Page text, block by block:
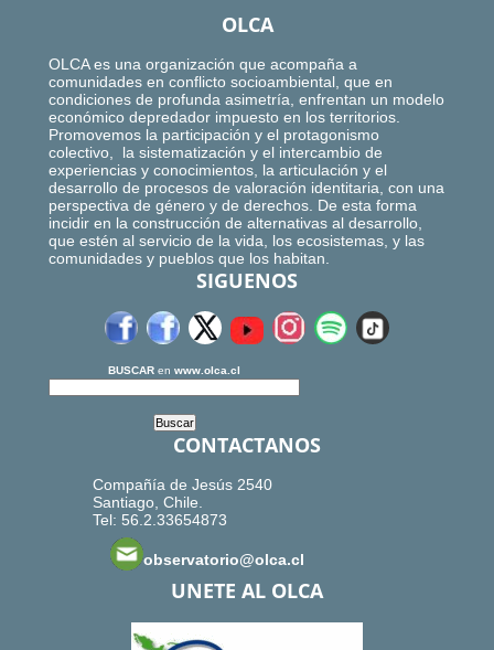
OLCA
OLCA es una organización que acompaña a
comunidades en conflicto socioambiental, que en
condiciones de profunda asimetría, enfrentan un modelo
económico depredador impuesto en los territorios.
Promovemos la participación y el protagonismo
colectivo, la sistematización y el intercambio de
experiencias y conocimientos, la articulación y el
desarrollo de procesos de valoración identitaria, con una
perspectiva de género y de derechos. De esta forma
incidir en la construcción de alternativas al desarrollo,
que estén al servicio de la vida, los ecosistemas, y las
comunidades y pueblos que los habitan.
SIGUENOS
BUSCAR en www.olca.cl
CONTACTANOS
Compañía de Jesús 2540
Santiago, Chile.
Tel: 56.2.33654873
observatorio@olca.cl
UNETE AL OLCA